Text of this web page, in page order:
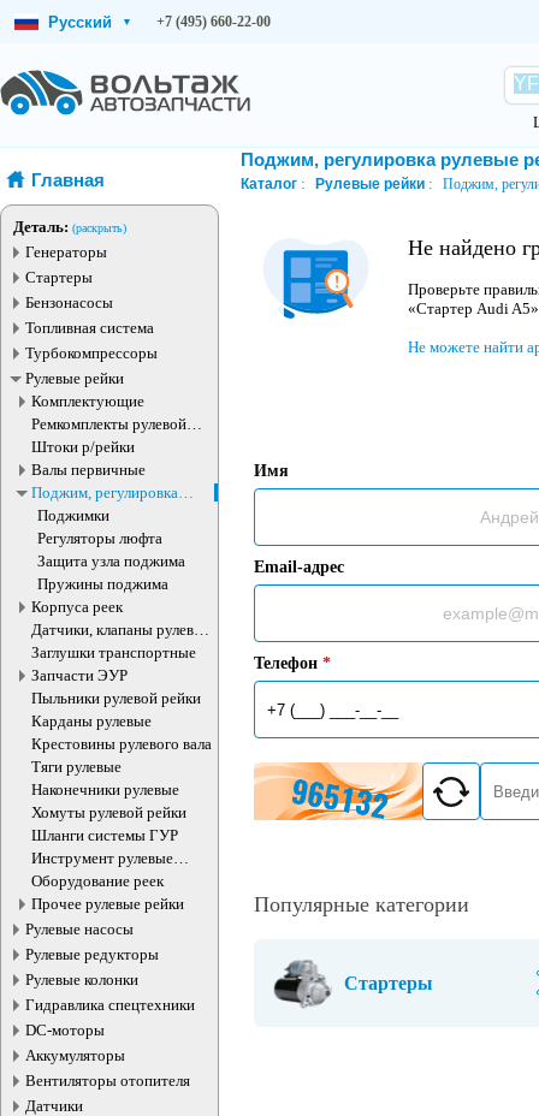
Русский ▾ +7 (495) 660-22-00
Главная
Деталь: (раскрыть)
Генераторы
Стартеры
Бензонасосы
Топливная система
Турбокомпрессоры
Рулевые рейки
Комплектующие
Ремкомплекты рулевой
рейки
Штоки р/рейки
Валы первичные
Поджим, регулировка
рулевые рейки
Поджимки
Регуляторы люфта
Защита узла поджима
Пружины поджима
Корпуса реек
Датчики, клапаны рулевой
рейки
Заглушки транспортные
Запчасти ЭУР
Пыльники рулевой рейки
Карданы рулевые
Крестовины рулевого вала
Тяги рулевые
Наконечники рулевые
Хомуты рулевой рейки
Шланги системы ГУР
Инструмент рулевые
рейки
Оборудование реек
Прочее рулевые рейки
Рулевые насосы
Рулевые редукторы
Рулевые колонки
Гидравлика спецтехники
DC-моторы
Аккумуляторы
Вентиляторы отопителя
Датчики
Поджим, регулировка рулевые
Каталог Рулевые рейки Поджим,
Не найдено
Проверьте
«Стартер Audi
Не можете найти
Имя
Email-адрес
Телефон *
Популярные категории
Стартеры